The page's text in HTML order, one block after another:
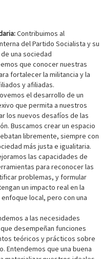
Contribuimos al
del Partido Socialista y su
una sociedad
que conocer nuestras
fortalecer la militancia y la
y afiliadas.
el desarrollo de un
que permita a nuestros
los nuevos desafíos de las
Buscamos crear un espacio
libremente, siempre con
más justa e igualitaria.
las capacidades de
para reconocer las
problemas, y formular
un impacto real en la
local, pero con una
a las necesidades
desempeñan funciones
teóricos y prácticos sobre
Entendemos que una buena